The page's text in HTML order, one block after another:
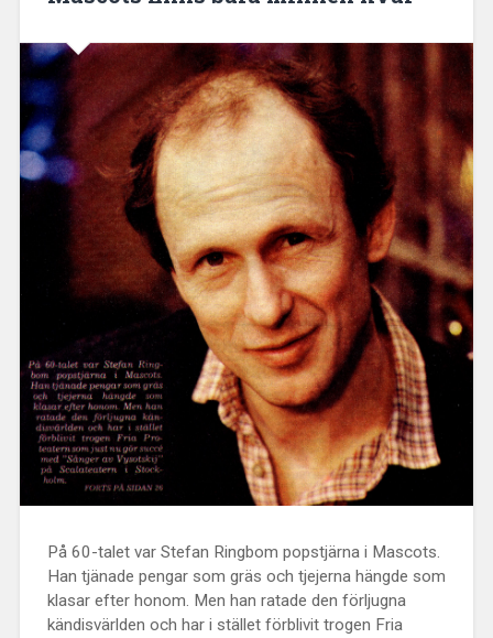
På 60-talet var Stefan Ringbom popstjärna i Mascots.
Han tjänade pengar som gräs och tjejerna hängde som
klasar efter honom. Men han ratade den förljugna
kändisvärlden och har i stället förblivit trogen Fria